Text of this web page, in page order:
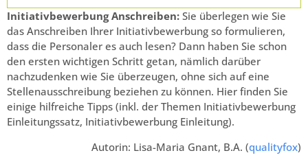
Initiativbewerbung Anschreiben: Sie überlegen wie Sie
das Anschreiben Ihrer Initiativbewerbung so formulieren,
dass die Personaler es auch lesen? Dann haben Sie schon
den ersten wichtigen Schritt getan, nämlich darüber
nachzudenken wie Sie überzeugen, ohne sich auf eine
Stellenausschreibung beziehen zu können. Hier finden Sie
einige hilfreiche Tipps (inkl. der Themen Initiativbewerbung
Einleitungssatz, Initiativbewerbung Einleitung).
Autorin: Lisa-Maria Gnant, B.A. (qualityfox)